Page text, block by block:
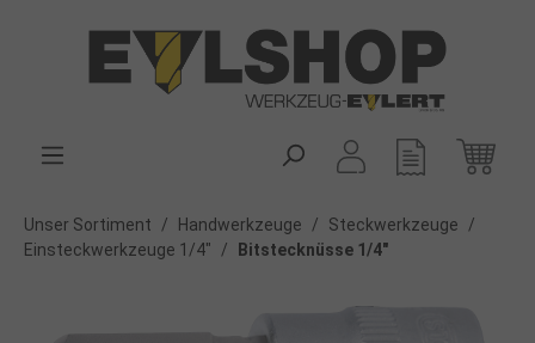
Unser Sortiment / Handwerkzeuge / Steckwerkzeuge
/
Einsteckwerkzeuge 1/4"
/ Bitstecknüsse 1/4"